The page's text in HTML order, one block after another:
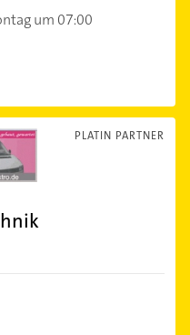
um 07:00
PLATIN PARTNER